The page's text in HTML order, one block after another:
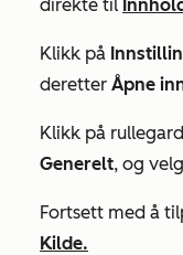
direkte til
Klikk på
deretter Åpne
Klikk på
Generelt, og velg
Fortsett med å
Kilde.